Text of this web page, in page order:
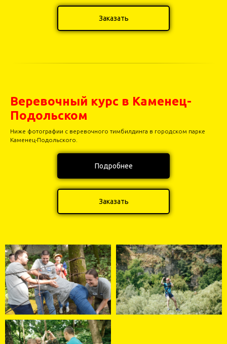
Заказать
Веревочный курс в Каменец-
Подольском
Ниже фотографии с веревочного тимбилдинга в городском парке
Каменец-Подольского.
Подробнее
Заказать